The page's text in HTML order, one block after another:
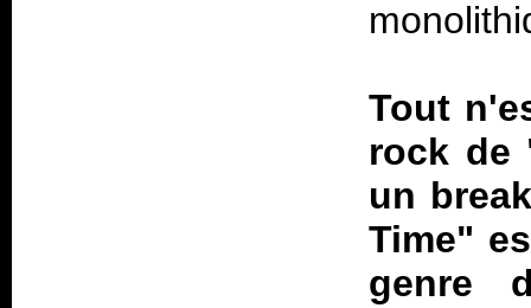
Tout
rock de
un
Time"
genre